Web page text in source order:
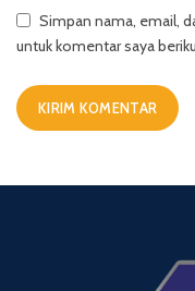
Simpan nama, email,
untuk komentar saya